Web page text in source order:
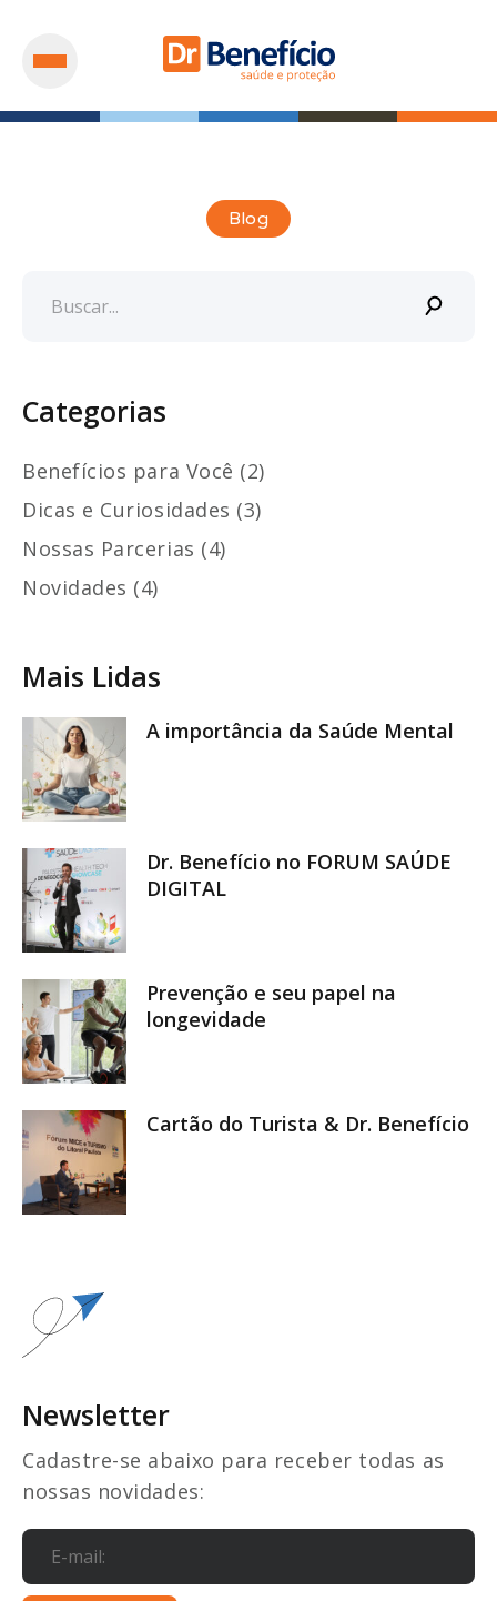
Blog
Categorias
Benefícios para Você (2)
Dicas e Curiosidades (3)
Nossas Parcerias (4)
Novidades (4)
Mais Lidas
A importância da Saúde Mental
Dr. Benefício no FORUM SAÚDE
DIGITAL
Prevenção e seu papel na
longevidade
Cartão do Turista & Dr. Benefício
Newsletter
Cadastre-se abaixo para receber todas as
nossas novidades: